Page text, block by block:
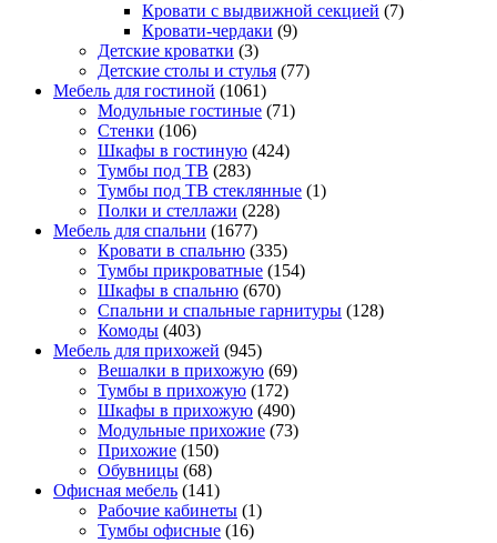
Кровати с выдвижной секцией (7)
Кровати-чердаки (9)
Детские кроватки (3)
Детские столы и стулья (77)
Мебель для гостиной (1061)
Модульные гостиные (71)
Стенки (106)
Шкафы в гостиную (424)
Тумбы под ТВ (283)
Тумбы под ТВ стеклянные (1)
Полки и стеллажи (228)
Мебель для спальни (1677)
Кровати в спальню (335)
Тумбы прикроватные (154)
Шкафы в спальню (670)
Спальни и спальные гарнитуры (128)
Комоды (403)
Мебель для прихожей (945)
Вешалки в прихожую (69)
Тумбы в прихожую (172)
Шкафы в прихожую (490)
Модульные прихожие (73)
Прихожие (150)
Обувницы (68)
Офисная мебель (141)
Рабочие кабинеты (1)
Тумбы офисные (16)